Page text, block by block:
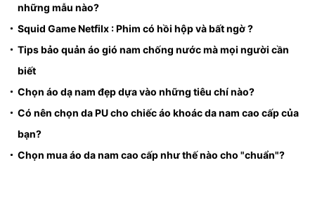
những mẫu nào?
Squid Game Netfilx : Phim có hồi hộp và bất ngờ ?
Tips bảo quản áo gió nam chống nước mà mọi người cần
biết
Chọn áo dạ nam đẹp dựa vào những tiêu chí nào?
Có nên chọn da PU cho chiếc áo khoác da nam cao cấp của
bạn?
Chọn mua áo da nam cao cấp như thế nào cho "chuẩn"?